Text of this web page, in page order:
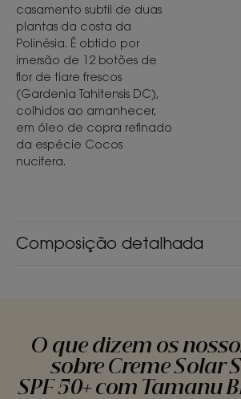
Composição detalhada
casamento subtil de duas
plantas da costa da
Polinésia. É obtido por
imersão de 12 botões de
flor de tiare frescos
(Gardenia Tahitensis DC),
colhidos ao amanhecer,
em óleo de copra refinado
da espécie Cocos
nucifera.
O que dizem os
sobre Creme Solar
SPF 50+ com Tamanu